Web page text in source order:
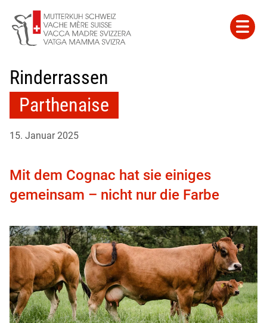
Rinderrassen
Parthenaise
15. Januar 2025
Mit dem Cognac hat sie einiges
gemeinsam – nicht nur die Farbe